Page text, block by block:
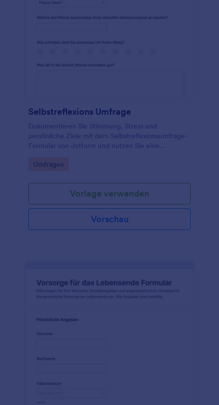
Selbstreflexions Umfrage
Dokumentieren Sie Stimmung, Stress und
persönliche Ziele mit dem Selbstreflexionsumfrage-
Formular von Jotform und nutzen Sie eine
Umfragevorlagen für regelmäßige Datenerfassung.
Go to Category:
Umfragen
Vorlage verwenden
Vorschau